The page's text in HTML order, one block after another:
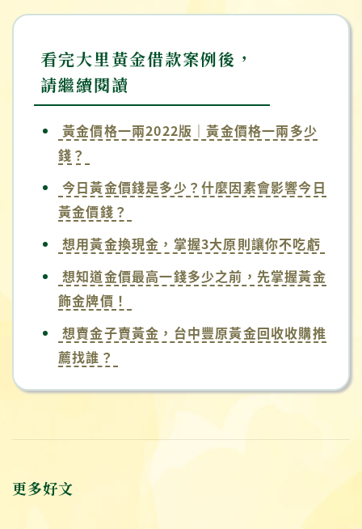
看完大里黃金借款案例後，
請繼續閱讀
黃金價格一兩2022版｜黃金價格一兩多少
錢？
今日黃金價錢是多少？什麼因素會影響今日
黃金價錢？
想用黃金換現金，掌握3大原則讓你不吃虧
想知道金價最高一錢多少之前，先掌握黃金
飾金牌價！
想賣金子賣黃金，台中豐原黃金回收收購推
薦找誰？
更多好文